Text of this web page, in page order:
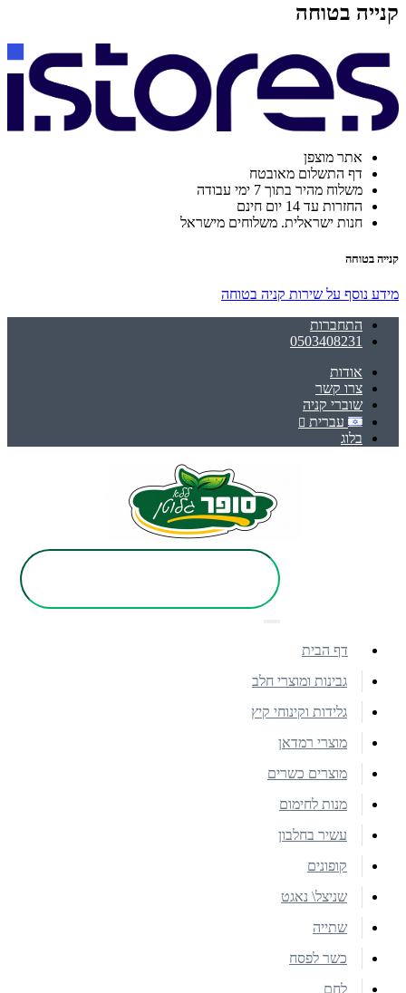
קנייה בטוחה
אתר מוצפן
דף התשלום מאובטח
משלוח מהיר בתוך 7 ימי עבודה
החזרות עד 14 יום חינם
חנות ישראלית. משלוחים מישראל
קנייה בטוחה
מידע נוסף על שירות קניה בטוחה
התחברות
0503408231
אודות
צרו קשר
שוברי קניה
עברית
בלוג
דף הבית
גבינות ומוצרי חלב
גלידות וקינוחי קיץ
מוצרי רמדאן
מוצרים כשרים
מנות לחימום
עשיר בחלבון
קופונים
שניצל\ נאגט
שתייה
כשר לפסח
לחם